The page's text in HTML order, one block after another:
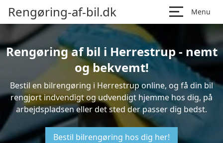
Rengøring-af-bil.dk Menu
Rengøring af bil i Herrestrup - nemt
og bekvemt!
Bestil en bilrengøring i Herrestrup online, og få din bil
rengjort indvendigt og udvendigt hjemme hos dig, på
arbejdspladsen eller det sted der passer dig bedst.
Bestil bilrengøring hos dig her!